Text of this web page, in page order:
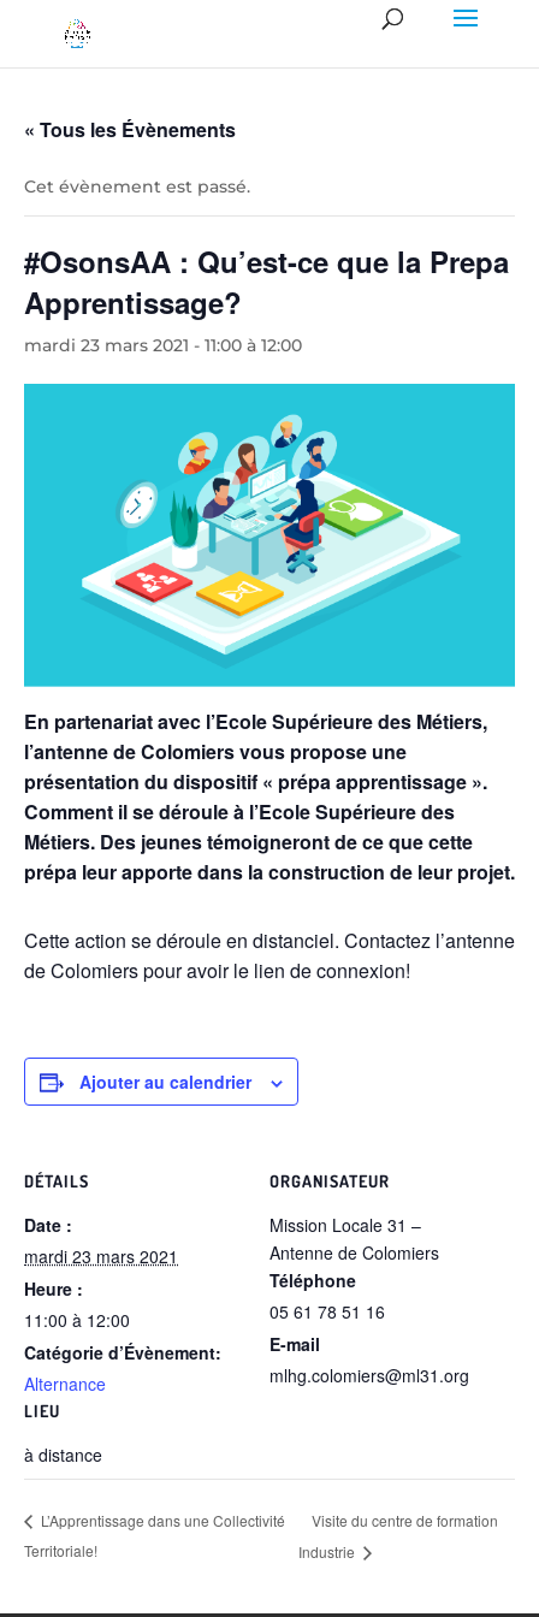
« Tous les Évènements
Cet évènement est passé.
#OsonsAA : Qu’est-ce que la Prepa
Apprentissage?
mardi 23 mars 2021 - 11:00 à 12:00
En partenariat avec l’Ecole Supérieure des Métiers,
l’antenne de Colomiers vous propose une
présentation du dispositif « prépa apprentissage ».
Comment il se déroule à l’Ecole Supérieure des
Métiers. Des jeunes témoigneront de ce que cette
prépa leur apporte dans la construction de leur projet.
Cette action se déroule en distanciel. Contactez l’antenne
de Colomiers pour avoir le lien de connexion!
Ajouter au calendrier
DÉTAILS
Date :
mardi 23 mars 2021
Heure :
11:00 à 12:00
Catégorie d’Évènement:
Alternance
LIEU
à distance
ORGANISATEUR
Mission Locale 31 –
Antenne de Colomiers
Téléphone
05 61 78 51 16
E-mail
mlhg.colomiers@ml31.org
L’Apprentissage dans une Collectivité
Territoriale!
Visite du centre de formation
Industrie